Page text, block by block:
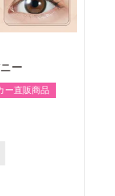
ー
ー直販商品